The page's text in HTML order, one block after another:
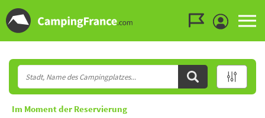
Im Moment der Reservierung